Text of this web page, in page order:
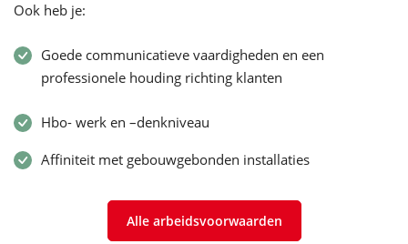
Ook heb je:
Goede communicatieve vaardigheden en een
professionele houding richting klanten
Hbo- werk en –denkniveau
Affiniteit met gebouwgebonden installaties
Alle arbeidsvoorwaarden